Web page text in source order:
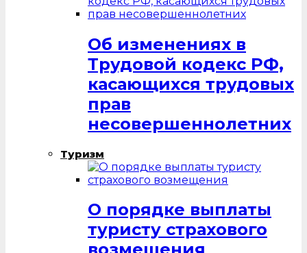
Об изменениях в
Трудовой кодекс РФ,
касающихся трудовых
прав
несовершеннолетних
Туризм
О порядке выплаты
туристу страхового